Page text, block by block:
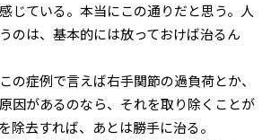
じている。本当にこの通りだと思う。人
のは、基本的には放っておけば治るん
の症例で言えば右手関節の過負荷とか、
因があるのなら、それを取り除くことが
除去すれば、あとは勝手に治る。